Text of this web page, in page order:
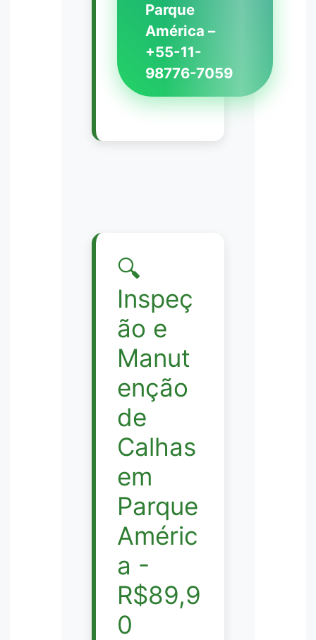
Parque
América –
+55-11-
98776-7059
🔍
Inspeç
ão e
Manut
enção
de
Calhas
em
Parque
Améric
a -
R$89,9
0